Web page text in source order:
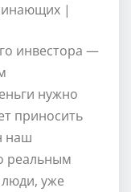
инвестора —
нужно
приносить
наш
реальным
уже